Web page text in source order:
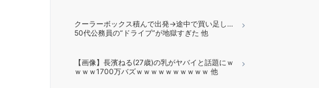
クーラーボックス積んで出発→途中で買い足し…
50代公務員の“ドライブ”が地獄すぎた 他
【画像】長濱ねる(27歳)の乳がヤバイと話題にｗ
ｗｗｗ1700万バズｗｗｗｗｗｗｗｗｗｗ 他